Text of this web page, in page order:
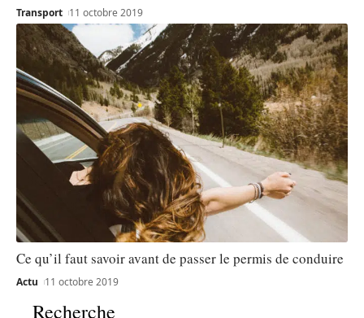
Transport 11 octobre 2019
Ce qu’il faut savoir avant de passer le permis de conduire
Actu 11 octobre 2019
Recherche